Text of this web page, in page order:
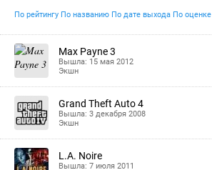
По рейтингу По названию По дате выхода По оценке
Max Payne 3
Вышла: 15 мая 2012
Экшн
Grand Theft Auto 4
Вышла: 3 декабря 2008
Экшн
L.A. Noire
Вышла: 7 июля 2011